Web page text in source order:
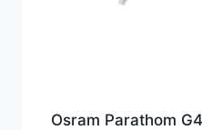
Osram Parathom